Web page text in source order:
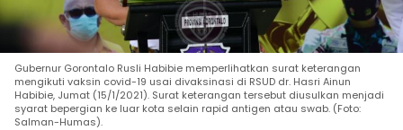
Gubernur Gorontalo Rusli Habibie memperlihatkan surat keterangan
mengikuti vaksin covid-19 usai divaksinasi di RSUD dr. Hasri Ainun
Habibie, Jumat (15/1/2021). Surat keterangan tersebut diusulkan menjadi
syarat bepergian ke luar kota selain rapid antigen atau swab. (Foto:
Salman-Humas).